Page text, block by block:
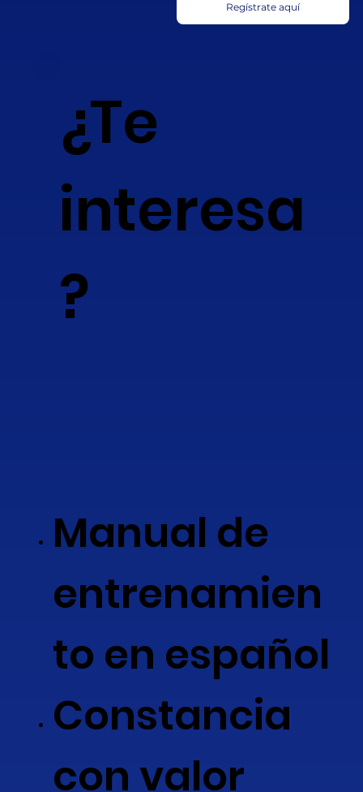
Regístrate aquí
¿Te
interesa
?
Manual de
entrenamien
to en español
Constancia
con valor